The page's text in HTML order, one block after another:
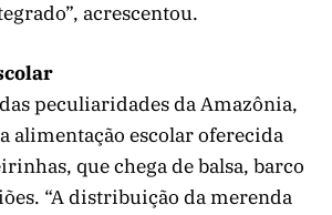
acrescentou.
peculiaridades da Amazônia,
alimentação escolar oferecida
que chega de balsa, barco
“A distribuição da merenda